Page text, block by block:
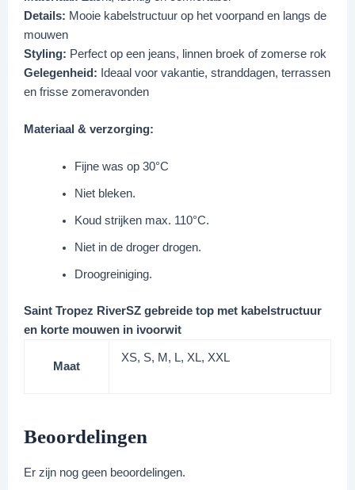
Details: Mooie kabelstructuur op het voorpand en langs de
mouwen
Styling: Perfect op een jeans, linnen broek of zomerse rok
Gelegenheid: Ideaal voor vakantie, stranddagen, terrassen
en frisse zomeravonden
Materiaal & verzorging:
Fijne was op 30°C
Niet bleken.
Koud strijken max. 110°C.
Niet in de droger drogen.
Droogreiniging.
Saint Tropez RiverSZ gebreide top met kabelstructuur
en korte mouwen in ivoorwit
Maat
XS, S, M, L, XL, XXL
Beoordelingen
Er zijn nog geen beoordelingen.